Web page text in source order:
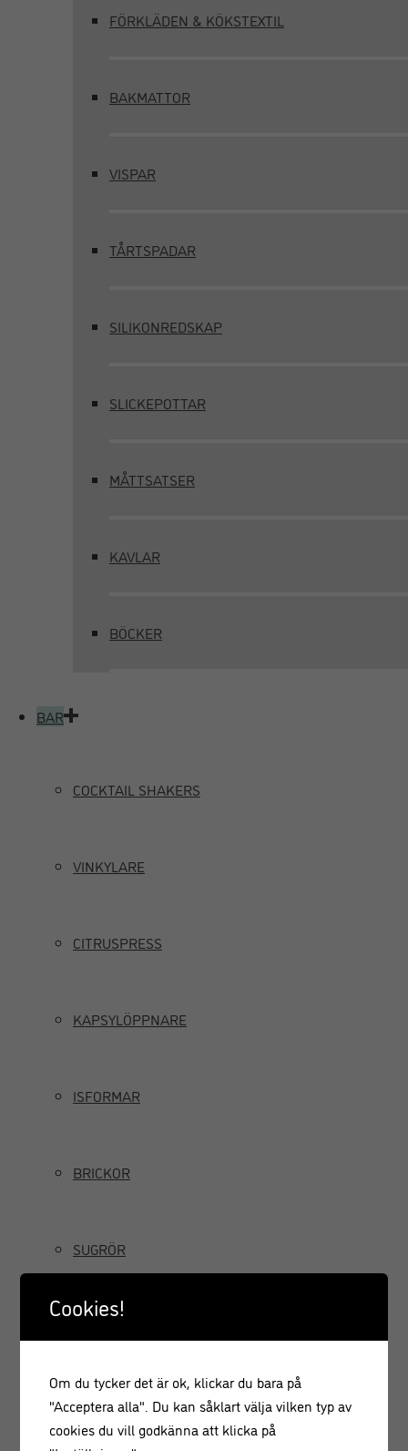
FÖRKLÄDEN & KÖKSTEXTIL
BAKMATTOR
VISPAR
TÅRTSPADAR
SILIKONREDSKAP
SLICKEPOTTAR
MÅTTSATSER
KAVLAR
BÖCKER
BAR
COCKTAIL SHAKERS
VINKYLARE
CITRUSPRESS
KAPSYLÖPPNARE
ISFORMAR
BRICKOR
SUGRÖR
GRÄDDSIFONER
Cookies!
Om du tycker det är ok, klickar du bara på
"Acceptera alla". Du kan såklart välja vilken typ av
cookies du vill godkänna att klicka på